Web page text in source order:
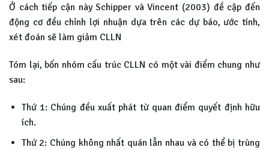
Ở cách tiếp cận này Schipper và Vincent (2003) đề cập đến
động cơ đều chỉnh lợi nhuận dựa trên các dự báo, ước tính,
xét đoán sẽ làm giảm CLLN
Tóm lại, bốn nhóm cấu trúc CLLN có một vài điểm chung như
sau:
Thứ 1: Chúng đều xuất phát từ quan điểm quyết định hữu
ích.
Thứ 2: Chúng không nhất quán lẫn nhau và có thể bị trùng